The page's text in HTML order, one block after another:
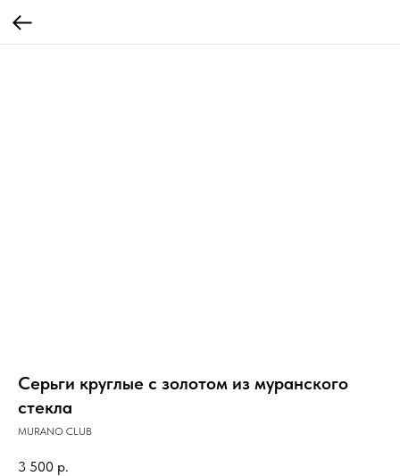
Серьги круглые с золотом из муранского
стекла
MURANO CLUB
3 500 р.